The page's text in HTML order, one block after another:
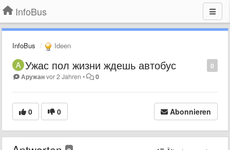
InfoBus
InfoBus Ideen
0
Ужас пол жизни ждешь автобус
Аружанvor 2 Jahren • 0
0 0 Abonnieren